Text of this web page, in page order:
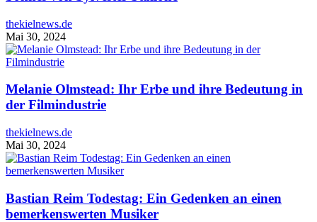
thekielnews.de
Mai 30, 2024
Melanie Olmstead: Ihr Erbe und ihre Bedeutung in
der Filmindustrie
thekielnews.de
Mai 30, 2024
Bastian Reim Todestag: Ein Gedenken an einen
bemerkenswerten Musiker